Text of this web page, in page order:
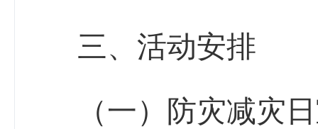
三、活动安排
（一）防灾减灾